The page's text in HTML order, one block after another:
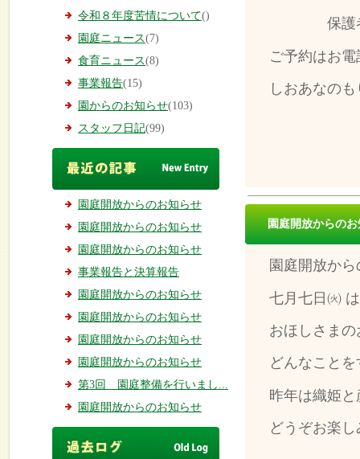
令和８年度苦情について()
園庭ニュース(7)
食育ニュース(8)
事業報告(15)
園からのお知らせ(103)
スタッフ日記(99)
園庭開放からのお知らせ
園庭開放からのお知らせ
園庭開放からのお知らせ
事業報告と決算報告
園庭開放からのお知らせ
園庭開放からのお知らせ
園庭開放からのお知らせ
園庭開放からのお知らせ
第3回 園庭整備を行いまし...
園庭開放からのお知らせ
保護者の
ご予約はお
しおあなの
園庭開放からの
園庭開放か
七月七日㈫
おほしさま
どんなこと
昨年は織姫
どうぞお楽